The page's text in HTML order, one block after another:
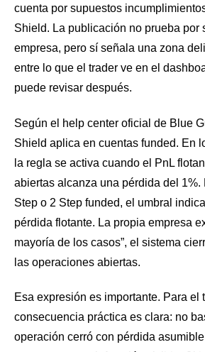
cuenta por supuestos
Shield. La publicación no prueba por
empresa, pero sí señala una zona
entre lo que el trader ve en el
puede revisar después.
Según el help center oficial de Blue
Shield aplica en cuentas funded. En
la regla se activa cuando el PnL
abiertas alcanza una pérdida del 1%.
Step o 2 Step funded, el umbral
pérdida flotante. La propia empresa
mayoría de los casos”, el sistema
las operaciones abiertas.
Esa expresión es importante. Para el
consecuencia práctica es clara: no
operación cerró con pérdida